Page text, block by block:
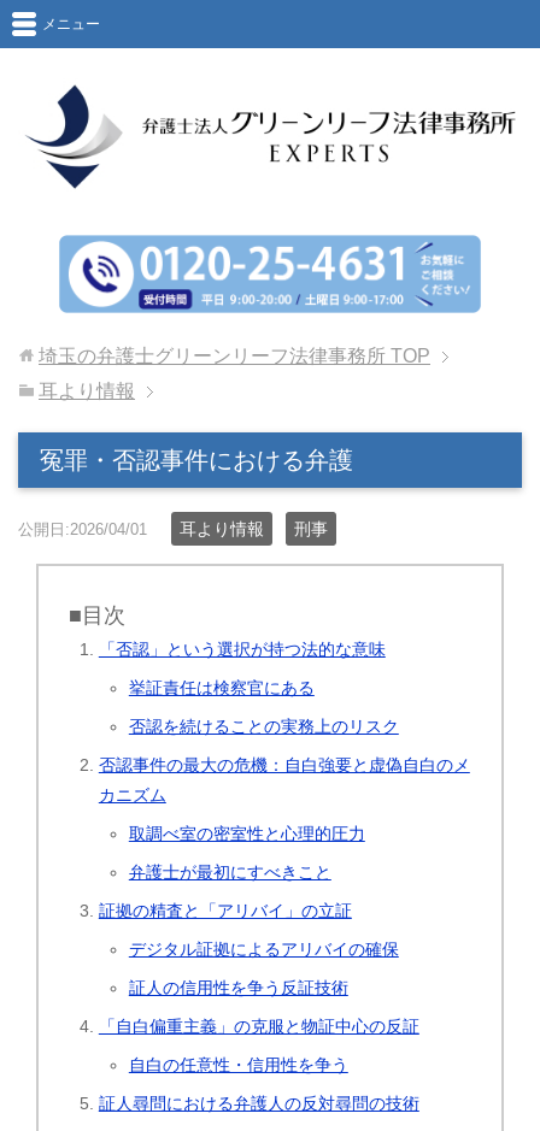
メニュー
埼玉の弁護士グリーンリーフ法律事務所 TOP
耳より情報
冤罪・否認事件における弁護
公開日:2026/04/01 耳より情報 刑事
■目次
「否認」という選択が持つ法的な意味
挙証責任は検察官にある
否認を続けることの実務上のリスク
否認事件の最大の危機：自白強要と虚偽自白のメ
カニズム
取調べ室の密室性と心理的圧力
弁護士が最初にすべきこと
証拠の精査と「アリバイ」の立証
デジタル証拠によるアリバイの確保
証人の信用性を争う反証技術
「自白偏重主義」の克服と物証中心の反証
自白の任意性・信用性を争う
証人尋問における弁護人の反対尋問の技術